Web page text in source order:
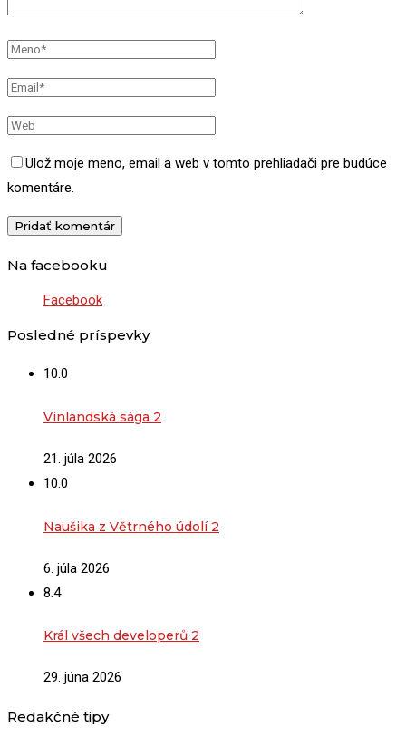
Ulož moje meno, email a web v tomto prehliadači pre budúce
komentáre.
Na facebooku
Facebook
Posledné príspevky
10.0
Vinlandská sága 2
21. júla 2026
10.0
Naušika z Větrného údolí 2
6. júla 2026
8.4
Král všech developerů 2
29. júna 2026
Redakčné tipy